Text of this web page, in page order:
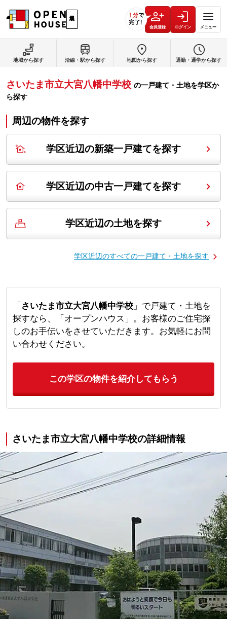
会員登録 ログイン メニュー
地域から探す 沿線・駅から探す 地図から探す 通勤・通学から探す
さいたま市立大宮八幡中学校 の一戸建て・土地を学区か
ら探す
周辺の物件を探す
学区近辺の新築一戸建てを探す
学区近辺の中古一戸建てを探す
学区近辺の土地を探す
学区近辺のすべての一戸建て・土地を探す
「 さいたま市立大宮八幡中学校」で戸建て・土地を
探すなら、「オープンハウス」。お客様のご住宅探
しのお手伝いをさせていただきます。お気軽にお問
い合わせください。
この学区の物件を紹介してもらう
さいたま市立大宮八幡中学校の詳細情報